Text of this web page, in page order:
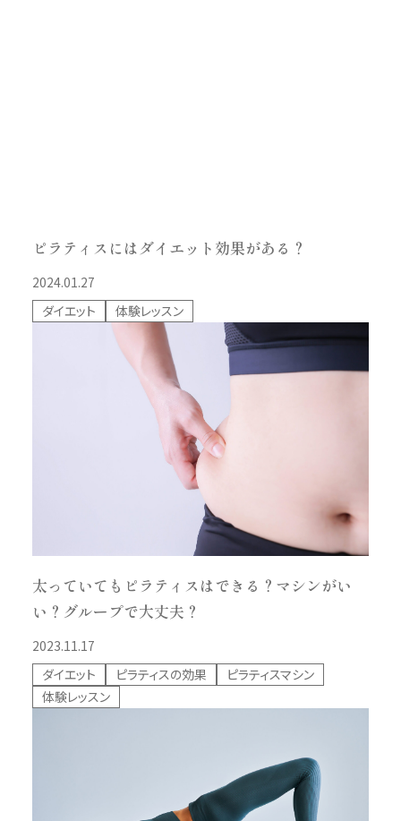
ピラティスにはダイエット効果がある？
2024.01.27
ダイエット
体験レッスン
太っていてもピラティスはできる？マシンがい
い？グループで大丈夫？
2023.11.17
ダイエット
ピラティスの効果
ピラティスマシン
体験レッスン